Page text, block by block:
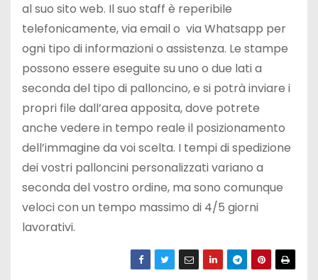
al suo sito web. Il suo staff è reperibile
telefonicamente, via email o via Whatsapp per
ogni tipo di informazioni o assistenza. Le stampe
possono essere eseguite su uno o due lati a
seconda del tipo di palloncino, e si potrà inviare i
propri file dall’area apposita, dove potrete
anche vedere in tempo reale il posizionamento
dell’immagine da voi scelta. I tempi di spedizione
dei vostri palloncini personalizzati variano a
seconda del vostro ordine, ma sono comunque
veloci con un tempo massimo di 4/5 giorni
lavorativi.